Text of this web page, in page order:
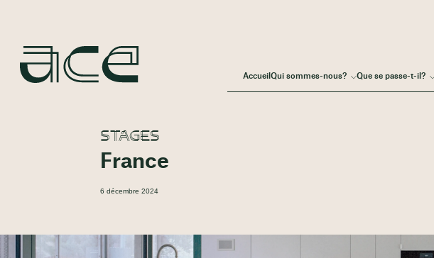
AccueilQui sommes-nous? Que se passe-t-il?
STAGES
France
6 décembre 2024